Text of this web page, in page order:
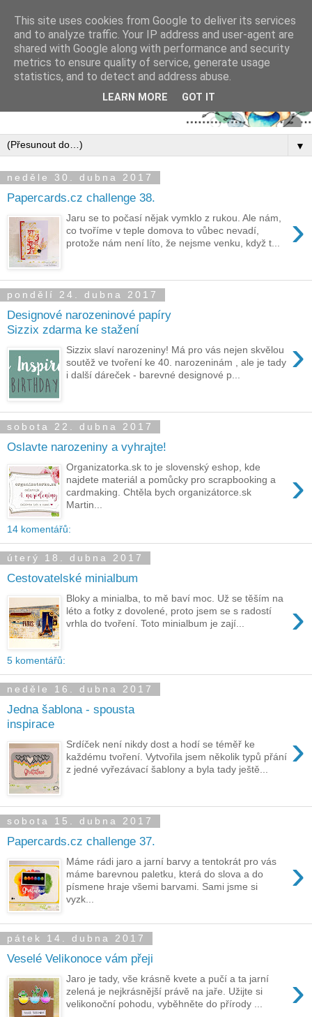
▼
neděle 30. dubna 2017
Papercards.cz challenge 38.
›
Jaru se to počasí nějak vymklo z rukou. Ale nám,
co tvoříme v teple domova to vůbec nevadí,
protože nám není líto, že nejsme venku, když t...
pondělí 24. dubna 2017
Designové narozeninové papíry
Sizzix zdarma ke stažení
›
Sizzix slaví narozeniny! Má pro vás nejen skvělou
soutěž ve tvoření ke 40. narozeninám , ale je tady
i další dáreček - barevné designové p...
sobota 22. dubna 2017
Oslavte narozeniny a vyhrajte!
›
Organizatorka.sk to je slovenský eshop, kde
najdete materiál a pomůcky pro scrapbooking a
cardmaking. Chtěla bych organizátorce.sk
Martin...
14 komentářů:
úterý 18. dubna 2017
Cestovatelské minialbum
›
Bloky a minialba, to mě baví moc. Už se těším na
léto a fotky z dovolené, proto jsem se s radostí
vrhla do tvoření. Toto minialbum je zají...
5 komentářů:
neděle 16. dubna 2017
Jedna šablona - spousta
inspirace
›
Srdíček není nikdy dost a hodí se téměř ke
každému tvoření. Vytvořila jsem několik typů přání
z jedné vyřezávací šablony a byla tady ještě...
sobota 15. dubna 2017
Papercards.cz challenge 37.
›
Máme rádi jaro a jarní barvy a tentokrát pro vás
máme barevnou paletku, která do slova a do
písmene hraje všemi barvami. Sami jsme si
vyzk...
pátek 14. dubna 2017
Veselé Velikonoce vám přeji
›
Jaro je tady, vše krásně kvete a pučí a ta jarní
zelená je nejkrásnější právě na jaře. Užijte si
velikonoční pohodu, vyběhněte do přírody ...
This site uses cookies from Google to deliver its services
and to analyze traffic. Your IP address and user-agent are
shared with Google along with performance and security
metrics to ensure quality of service, generate usage
statistics, and to detect and address abuse.
LEARN MORE GOT IT